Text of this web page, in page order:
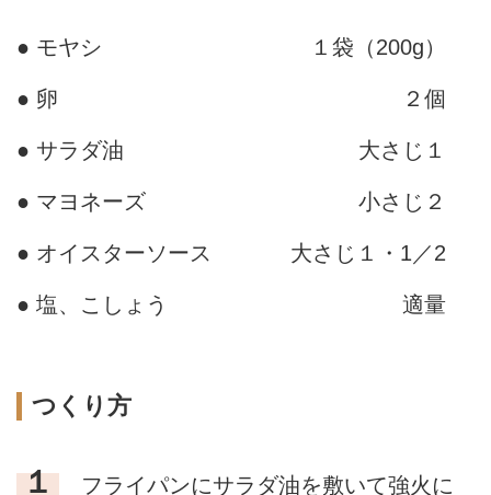
● モヤシ １袋（200g）
● 卵 ２個
● サラダ油 大さじ１
● マヨネーズ 小さじ２
● オイスターソース 大さじ１・1／2
● 塩、こしょう 適量
つくり方
１ フライパンにサラダ油を敷いて強火に